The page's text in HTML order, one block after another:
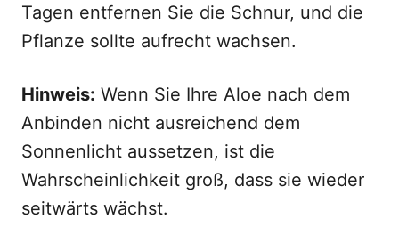
Tagen entfernen Sie die Schnur, und die
Pflanze sollte aufrecht wachsen.
Hinweis: Wenn Sie Ihre Aloe nach dem
Anbinden nicht ausreichend dem
Sonnenlicht aussetzen, ist die
Wahrscheinlichkeit groß, dass sie wieder
seitwärts wächst.